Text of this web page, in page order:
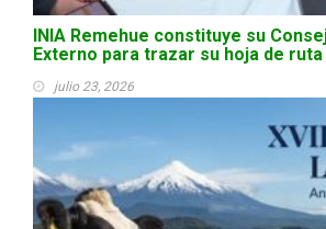
INIA Remehue constituye su
Externo para trazar su hoja de ruta
julio 23, 2026